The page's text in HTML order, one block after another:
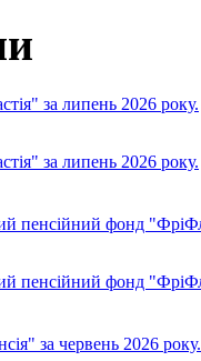
за липень 2026 року.
за липень 2026 року.
пенсійний фонд
пенсійний фонд
за червень 2026 року.